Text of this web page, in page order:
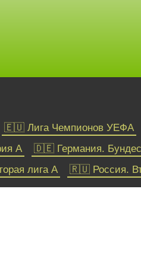
🇪🇺 Лига Чемпионов УЕФА
А 🇩🇪 Германия.
лига А 🇷🇺 Россия.